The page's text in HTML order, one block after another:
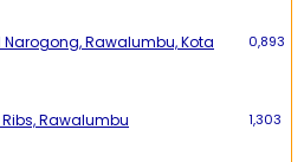
Narogong, Rawalumbu, Kota
0,893
Rawalumbu 1,303